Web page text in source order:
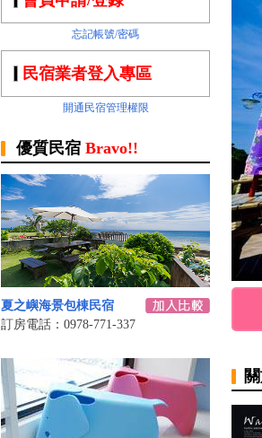
忘記帳號/密碼
民宿業者登入專區
開通民宿管理權限
優質民宿 Bravo!!
夏之嶼海景包棟民宿
訂房電話：0978-771-337